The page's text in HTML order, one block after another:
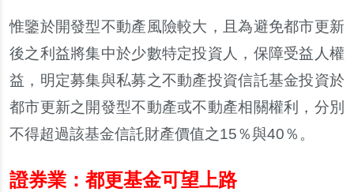
惟鑒於開發型不動產風險較大 ，
且為避免都市更新
後之利益將集中於少數特定投資人 ， 保障受益人權
益 ， 明定募集與私募之不動產投資信託基金投資於
都市更新之開發型不動產或不動產相關權利
， 分別
不得超過該基金信託財產價值之15％與40％。
證券業：都更基金可望上路